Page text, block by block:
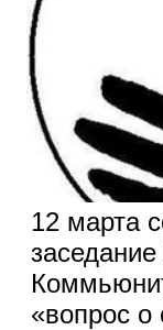
12 марта
заседание
«вопрос о